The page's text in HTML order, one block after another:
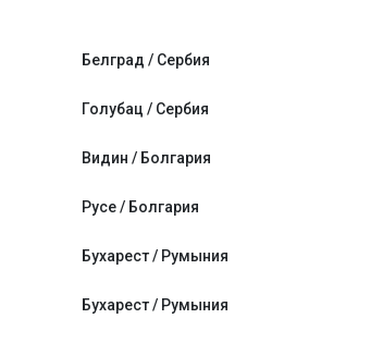
Белград / Сербия
Голубац / Сербия
Видин / Болгария
Русе / Болгария
Бухарест / Румыния
Бухарест / Румыния